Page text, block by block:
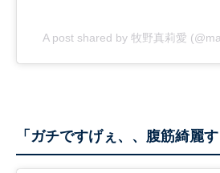
A post shared by 牧野真莉愛
「ガチですげぇ、、腹筋綺麗す